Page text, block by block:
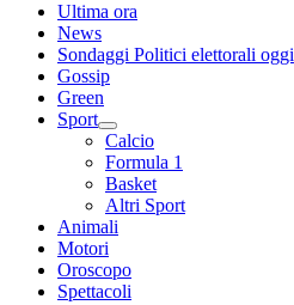
Ultima ora
News
Sondaggi Politici elettorali oggi
Gossip
Green
Sport
Calcio
Formula 1
Basket
Altri Sport
Animali
Motori
Oroscopo
Spettacoli